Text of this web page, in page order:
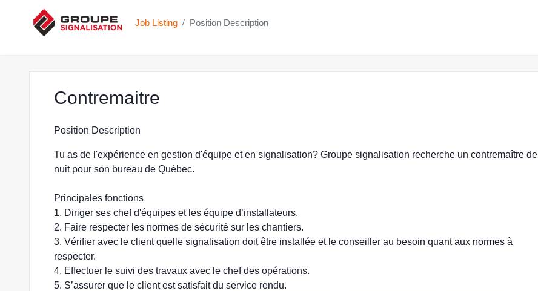
Job Listing / Position Description
Contremaitre
Position Description
Tu as de l'expérience en gestion d'équipe et en signalisation? Groupe signalisation recherche un contremaître de
nuit pour son bureau de Québec.
Principales fonctions
1. Diriger ses chef d'équipes et les équipe d’installateurs.
2. Faire respecter les normes de sécurité sur les chantiers.
3. Vérifier avec le client quelle signalisation doit être installée et le conseiller au besoin quant aux normes à
respecter.
4. Effectuer le suivi des travaux avec le chef des opérations.
5. S’assurer que le client est satisfait du service rendu.